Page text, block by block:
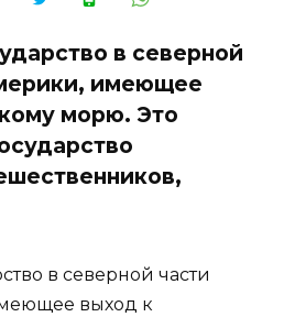
в северной
имеющее
морю. Это
в северной части
выход к